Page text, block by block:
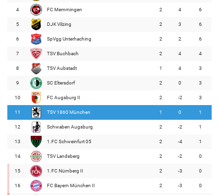
4 FC Memmingen 2 4 6
5 DJK Vilzing 2 3 6
6 SpVgg Unterhaching 2 2 6
7 TSV Buchbach 2 4 4
8 TSV Aubstadt 1 4 3
9 SC Eltersdorf 2 0 3
10 FC Augsburg II 2 -2 3
11 TSV 1860 München 1 0 1
12 Schwaben Augsburg 2 -2 1
13 1.FC Schweinfurt 05 2 -4 1
14 TSV Landsberg 2 -2 0
15 1.FC Nürnberg II 2 -3 0
16 FC Bayern München II 2 -3 0